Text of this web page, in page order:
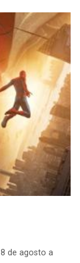
de agosto a